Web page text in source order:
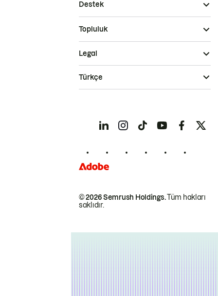
Destek
Topluluk
© 2026 Semrush Holdings.Tüm hakları
saklıdır.
Legal
Türkçe